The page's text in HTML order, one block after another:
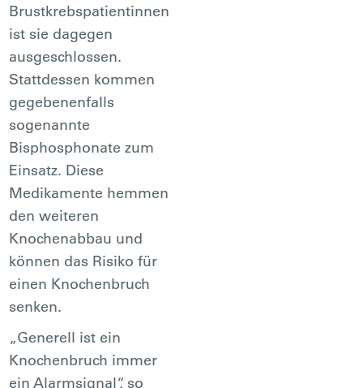
Brustkrebspatientinnen
ist sie dagegen
ausgeschlossen.
Stattdessen kommen
gegebenenfalls
sogenannte
Bisphosphonate zum
Einsatz. Diese
Medikamente hemmen
den weiteren
Knochenabbau und
können das Risiko für
einen Knochenbruch
senken.
„Generell ist ein
Knochenbruch immer
ein Alarmsignal“, so